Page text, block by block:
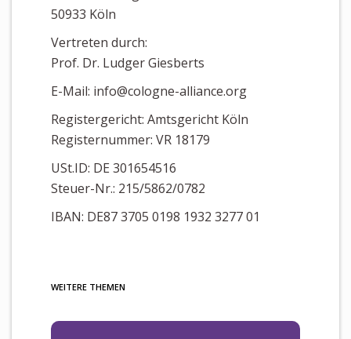
50933 Köln
Vertreten durch:
Prof. Dr. Ludger Giesberts
E-Mail: info@cologne-alliance.org
Registergericht: Amtsgericht Köln
Registernummer: VR 18179
USt.ID: DE 301654516
Steuer-Nr.: 215/5862/0782
IBAN: DE87 3705 0198 1932 3277 01
WEITERE THEMEN